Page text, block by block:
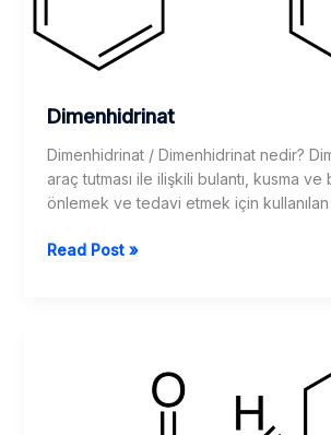
Dimenhidrinat
Dimenhidrinat / Dimenhidrinat nedir?
araç tutması ile ilişkili bulantı, kusma ve
önlemek ve tedavi etmek için kullanılan
Dimenhidrinat
Read Post »